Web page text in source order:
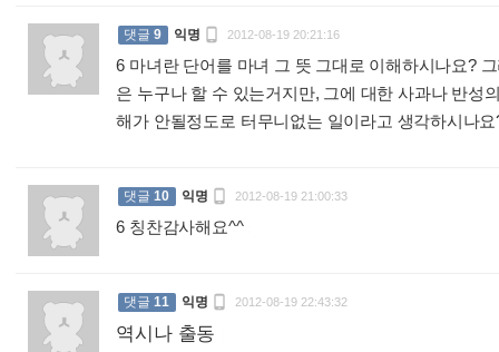
댓글 9 익명  2012-08-19 20:21:16
6 마녀란 단어를 마녀 그 뜻 그대로 이해하시나요?
은 누구나 할 수 있는거지만, 그에 대한 사과나 반성
해가 안될정도로 터무니없는 일이라고 생각하시나
댓글 10 익명  2012-08-19 21:00:33
6 칭찬감사해요^^
댓글 11 익명  2012-08-19 22:43:32
역시나 출동